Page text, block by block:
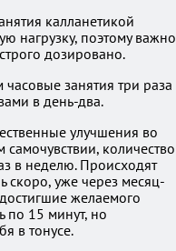
калланетикой
нагрузку, поэтому важно
дозировано.
занятия три раза
в день-два.
улучшения во
количество
в неделю. Происходят
скоро, уже через месяц-
желаемого
по 15 минут, но
в тонусе.